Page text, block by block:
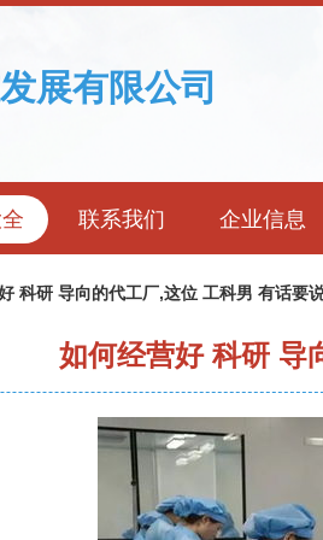
展有限公司
联系我们 企业信息
科研 导向的代工厂,这位 工科男 有话要
如何经营好 科研 导